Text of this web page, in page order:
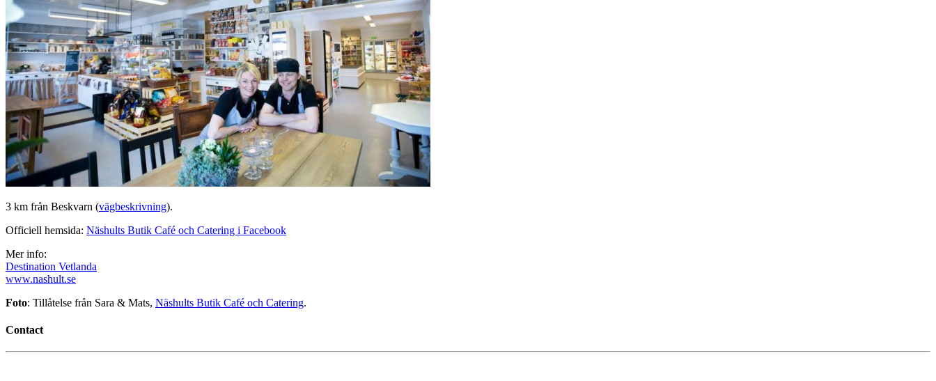
3 km från Beskvarn (vägbeskrivning).
Officiell hemsida: Näshults Butik Café och Catering i Facebook
Mer info:
Destination Vetlanda
www.nashult.se
Foto: Tillåtelse från Sara & Mats, Näshults Butik Café och Catering.
Contact